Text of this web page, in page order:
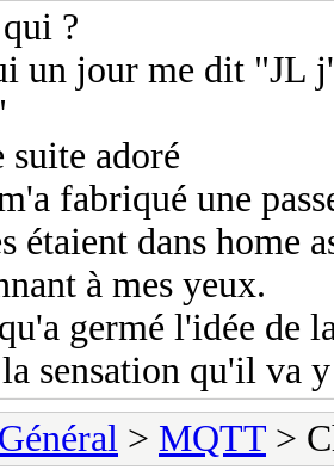
?
un jour me dit "JL
suite adoré
fabriqué une
étaient dans home
à mes yeux.
germé l'idée de
sensation qu'il va
Général > MQTT >